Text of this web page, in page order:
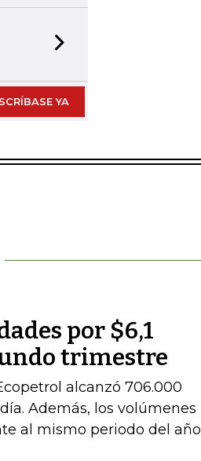
YA
por $6,1
trimestre
alcanzó 706.000
Además, los volúmenes
al mismo periodo del año